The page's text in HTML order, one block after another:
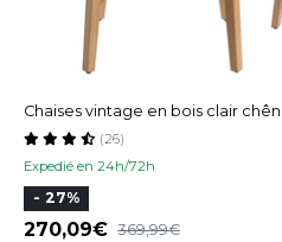
Chaises vintage en bois clair
Expedié en 24h/72h
(26)
- 27%
270,09 369,99